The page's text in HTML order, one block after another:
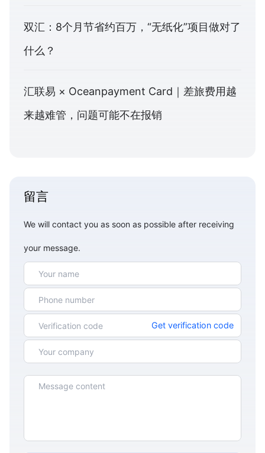
双汇：8个月节省约百万，“无纸化”项目做对了
什么？
汇联易 × Oceanpayment Card｜差旅费用越
来越难管，问题可能不在报销
留言
We will contact you as soon as possible after receiving
your message.
Get verification code